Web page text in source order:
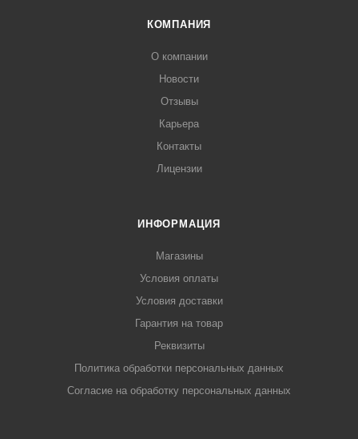
КОМПАНИЯ
О компании
Новости
Отзывы
Карьера
Контакты
Лицензии
ИНФОРМАЦИЯ
Магазины
Условия оплаты
Условия доставки
Гарантия на товар
Реквизиты
Политика обработки персональных данных
Согласие на обработку персональных данных